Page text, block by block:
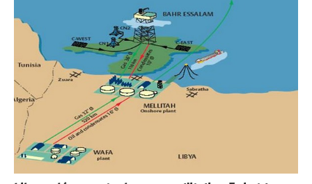
Energies
Matières
premières